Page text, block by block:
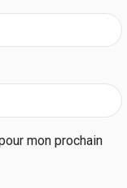
mon prochain